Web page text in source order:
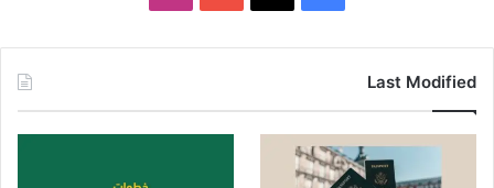
Last Modified